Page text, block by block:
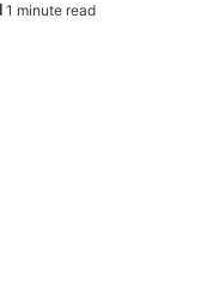
1 minute read